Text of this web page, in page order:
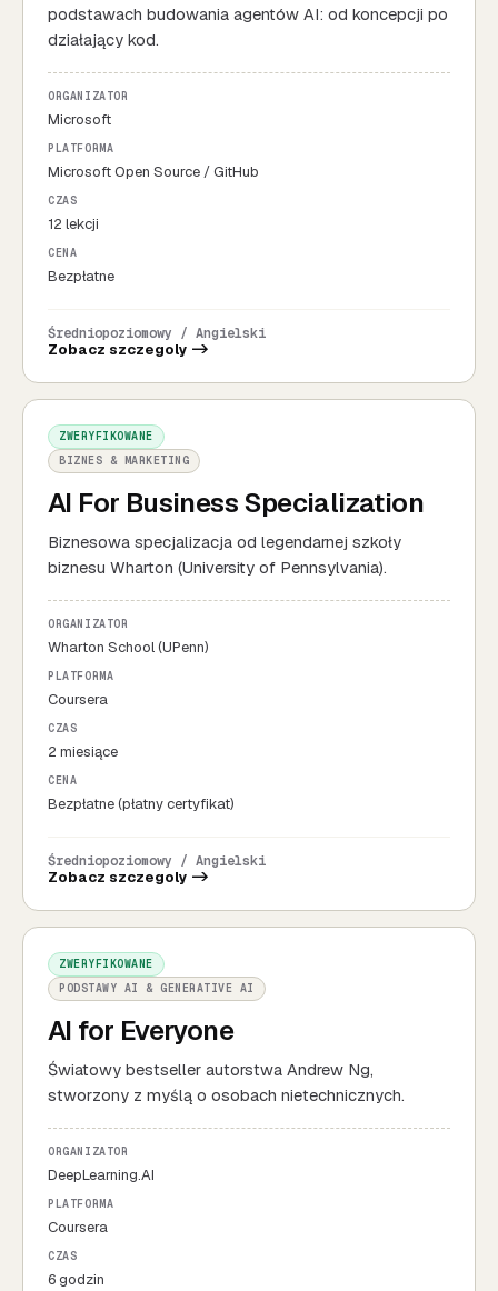
podstawach budowania agentów AI: od koncepcji po
działający kod.
ORGANIZATOR
Microsoft
PLATFORMA
Microsoft Open Source / GitHub
CZAS
12 lekcji
CENA
Bezpłatne
Średniopoziomowy / Angielski
Zobacz szczegoly ->
ZWERYFIKOWANE
BIZNES & MARKETING
AI For Business Specialization
Biznesowa specjalizacja od legendarnej szkoły
biznesu Wharton (University of Pennsylvania).
ORGANIZATOR
Wharton School (UPenn)
PLATFORMA
Coursera
CZAS
2 miesiące
CENA
Bezpłatne (płatny certyfikat)
Średniopoziomowy / Angielski
Zobacz szczegoly ->
ZWERYFIKOWANE
PODSTAWY AI & GENERATIVE AI
AI for Everyone
Światowy bestseller autorstwa Andrew Ng,
stworzony z myślą o osobach nietechnicznych.
ORGANIZATOR
DeepLearning.AI
PLATFORMA
Coursera
CZAS
6 godzin